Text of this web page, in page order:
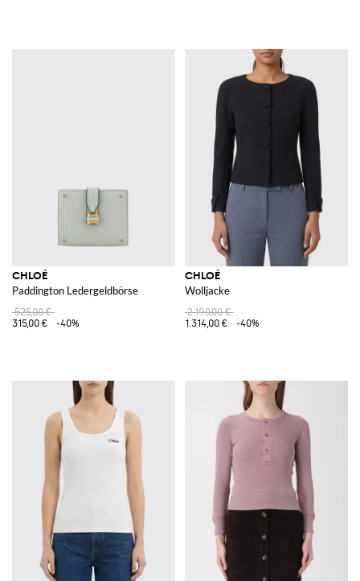
CHLOÉ
Paddington Ledergeldbörse
525,00 €
315,00 €
-40%
CHLOÉ
Wolljacke
2.190,00 €
1.314,00 €
-40%